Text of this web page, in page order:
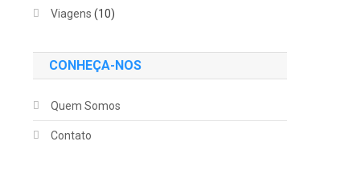
Viagens (10)
CONHEÇA-NOS
Quem Somos
Contato